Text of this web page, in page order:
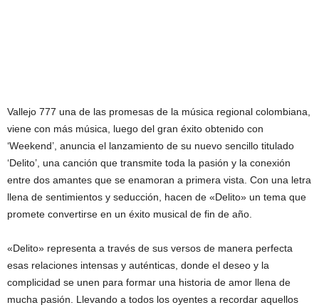
Vallejo 777 una de las promesas de la música regional colombiana,
viene con más música, luego del gran éxito obtenido con
‘Weekend’, anuncia el lanzamiento de su nuevo sencillo titulado
‘Delito’, una canción que transmite toda la pasión y la conexión
entre dos amantes que se enamoran a primera vista. Con una letra
llena de sentimientos y seducción, hacen de «Delito» un tema que
promete convertirse en un éxito musical de fin de año.
«Delito» representa a través de sus versos de manera perfecta
esas relaciones intensas y auténticas, donde el deseo y la
complicidad se unen para formar una historia de amor llena de
mucha pasión. Llevando a todos los oyentes a recordar aquellos